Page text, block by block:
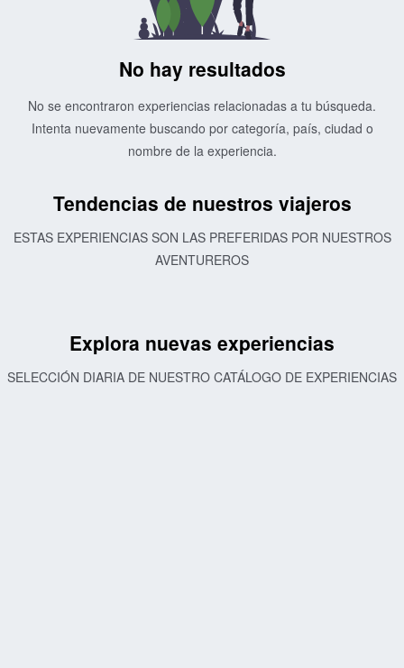
No hay resultados
No se encontraron experiencias relacionadas a tu búsqueda.
Intenta nuevamente buscando por categoría, país, ciudad o
nombre de la experiencia.
Tendencias de nuestros viajeros
ESTAS EXPERIENCIAS SON LAS PREFERIDAS POR NUESTROS
AVENTUREROS
Explora nuevas experiencias
SELECCIÓN DIARIA DE NUESTRO CATÁLOGO DE EXPERIENCIAS